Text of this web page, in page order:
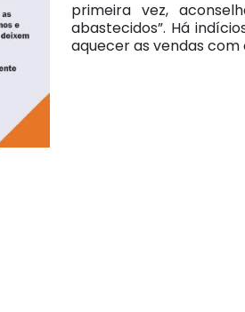
primeira vez,
abastecidos”. Há
aquecer as vendas